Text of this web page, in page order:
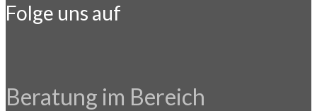
Folge uns auf
Beratung im Bereich